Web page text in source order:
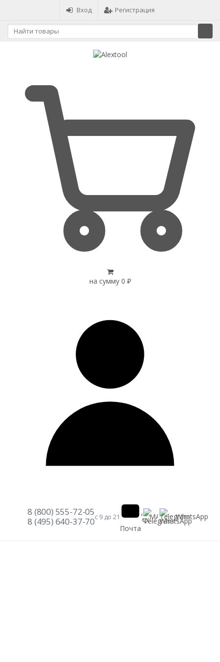
Вход Регистрация
на сумму 0 ₽
8 (800) 555-72-05
8 (495) 640-37-70с 9 до 21
Почта
MAXTelegramWhatsApp